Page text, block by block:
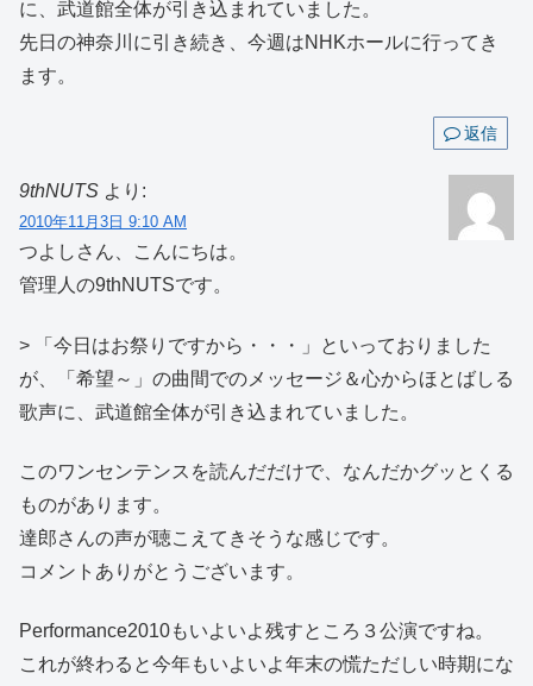
に、武道館全体が引き込まれていました。
先日の神奈川に引き続き、今週はNHKホールに行ってき
ます。
返信
9thNUTS より:
2010年11月3日 9:10 AM
つよしさん、こんにちは。
管理人の9thNUTSです。
> 「今日はお祭りですから・・・」といっておりました
が、「希望～」の曲間でのメッセージ＆心からほとばしる
歌声に、武道館全体が引き込まれていました。
このワンセンテンスを読んだだけで、なんだかグッとくる
ものがあります。
達郎さんの声が聴こえてきそうな感じです。
コメントありがとうございます。
Performance2010もいよいよ残すところ３公演ですね。
これが終わると今年もいよいよ年末の慌ただしい時期にな